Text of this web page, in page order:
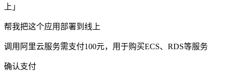
上」
帮我把这个应用部署到线上
调用阿里云服务需支付100元，用于购买ECS、RDS等服务
确认支付